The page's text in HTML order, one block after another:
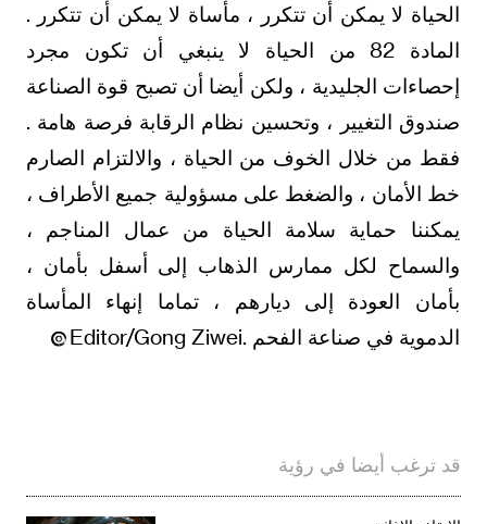
الحياة لا يمكن أن تتكرر ، مأساة لا يمكن أن تتكرر .
المادة 82 من الحياة لا ينبغي أن تكون مجرد
إحصاءات الجليدية ، ولكن أيضا أن تصبح قوة الصناعة
صندوق التغيير ، وتحسين نظام الرقابة فرصة هامة .
فقط من خلال الخوف من الحياة ، والالتزام الصارم
خط الأمان ، والضغط على مسؤولية جميع الأطراف ،
يمكننا حماية سلامة الحياة من عمال المناجم ،
والسماح لكل ممارس الذهاب إلى أسفل بأمان ،
بأمان العودة إلى ديارهم ، تماما إنهاء المأساة
الدموية في صناعة الفحم .Editor/Gong Ziwei
قد ترغب أيضا في رؤية